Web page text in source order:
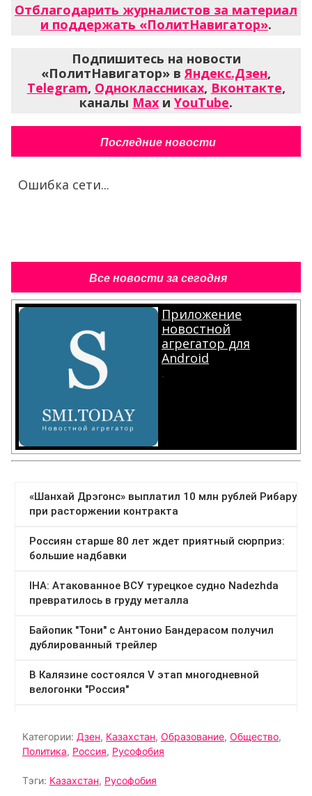
Отблагодарить журналистов за материал
и поддержать «ПолитНавигатор».
Подпишитесь на новости
«ПолитНавигатор» в Яндекс.Дзен,
Telegram, Одноклассниках, Вконтакте,
каналы Max и YouTube.
Последние новости
Ошибка сети...
Все новости за сегодня
Приложение
новостной
агрегатор для
Android
.
Категории: Дзен, Казахстан, Образование, Общество,
Политика, Россия, Русофобия
Тэги: Казахстан, Русофобия